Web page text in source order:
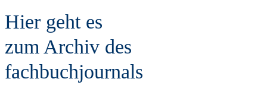
Hier geht es
zum Archiv des
fachbuchjournals